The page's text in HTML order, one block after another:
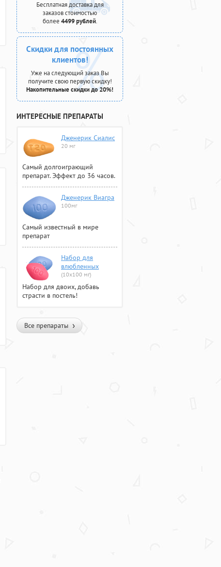
Бесплатная доставка для
заказов стоимостью
более 4499 рублей.
Скидки для постоянных
клиентов!
Уже на следующий заказ Вы
получите свою первую скидку!
Накопительные скидки до 20%!
ИНТЕРЕСНЫЕ ПРЕПАРАТЫ
Дженерик Сиалис
20 мг
Самый долгоиграющий
препарат. Эффект до 36 часов.
Дженерик Виагра
100мг
Самый известный в мире
препарат
Набор для
влюбленных
(10х100 мг)
Набор для двоих, добавь
страсти в постель!
Все препараты